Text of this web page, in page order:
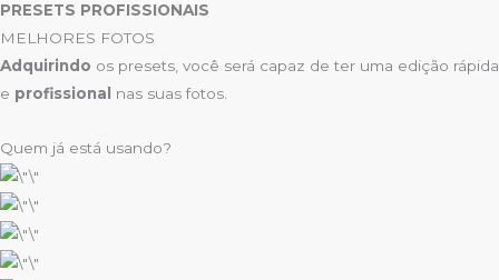
PRESETS PROFISSIONAIS
MELHORES FOTOS
Adquirindo os presets, você será capaz de ter uma edição rápida
e profissional nas suas fotos.
Quem já está usando?